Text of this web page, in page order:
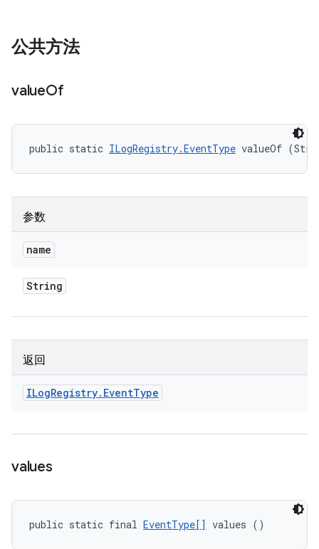
公共方法
valueOf
public static ILogRegistry.EventType valueOf
参数
name
String
返回
ILogRegistry. EventType
values
public static final EventType[] values ()